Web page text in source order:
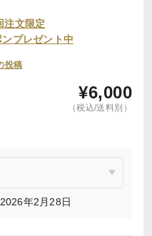
注文限定
プレゼント中
投稿
¥6,000
（税込/送料別）
年2月28日